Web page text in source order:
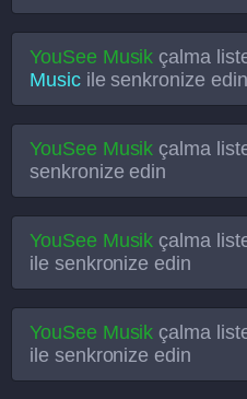
YouSee Musik çalma
Musicile senkronize edin
YouSee Musik çalma
senkronize edin
YouSee Musik çalma
ile senkronize edin
YouSee Musik çalma
ile senkronize edin